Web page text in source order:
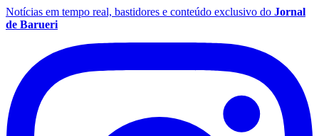
Notícias em tempo real, bastidores e conteúdo exclusivo do Jornal
de Barueri